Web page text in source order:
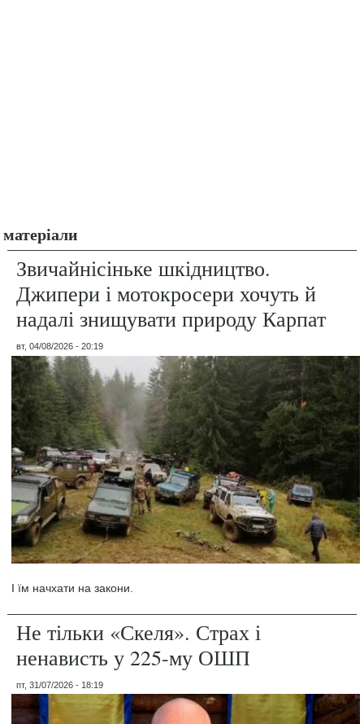
матеріали
Звичайнісіньке шкідництво.
Джипери і мотокросери хочуть й
надалі знищувати природу Карпат
вт, 04/08/2026 - 20:19
І їм начхати на закони.
Не тільки «Скеля». Страх і
ненависть у 225-му ОШП
пт, 31/07/2026 - 18:19